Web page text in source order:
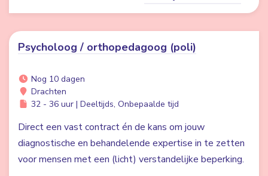
Psycholoog / orthopedagoog (poli)
Nog 10 dagen
Drachten
32 - 36 uur | Deeltijds, Onbepaalde tijd
Direct een vast contract én de kans om jouw
diagnostische en behandelende expertise in te zetten
voor mensen met een (licht) verstandelijke beperking.